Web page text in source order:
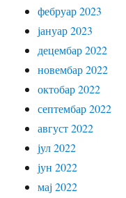
фебруар 2023
јануар 2023
децембар 2022
новембар 2022
октобар 2022
септембар 2022
август 2022
јул 2022
јун 2022
мај 2022